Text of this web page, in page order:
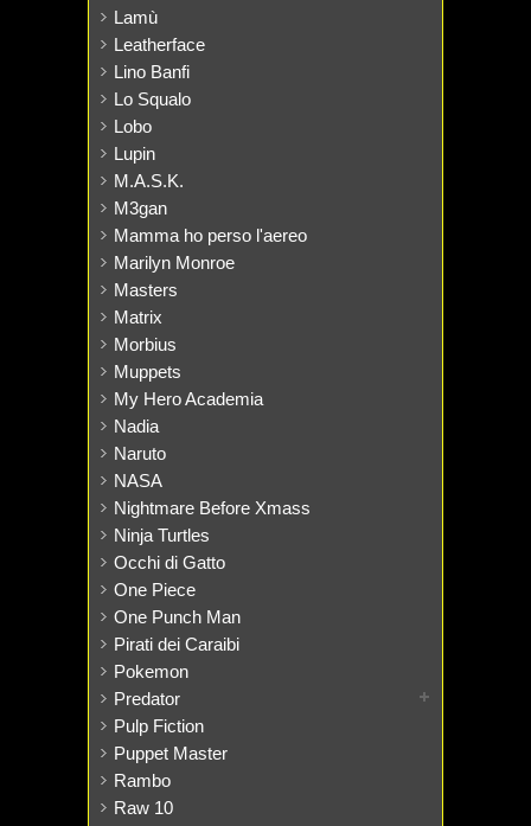
Lamù
Leatherface
Lino Banfi
Lo Squalo
Lobo
Lupin
M.A.S.K.
M3gan
Mamma ho perso l'aereo
Marilyn Monroe
Masters
Matrix
Morbius
Muppets
My Hero Academia
Nadia
Naruto
NASA
Nightmare Before Xmass
Ninja Turtles
Occhi di Gatto
One Piece
One Punch Man
Pirati dei Caraibi
Pokemon
Predator
Pulp Fiction
Puppet Master
Rambo
Raw 10